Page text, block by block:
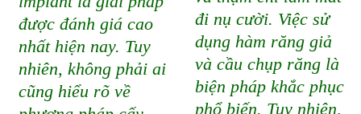
được đánh giá cao
nhất hiện nay. Tuy
nhiên, không phải ai
cũng hiểu rõ về
đi nụ cười. Việc sử
dụng hàm răng giả
và cầu chụp răng là
biện pháp khắc phục
phổ biến. Tuy nhiên,